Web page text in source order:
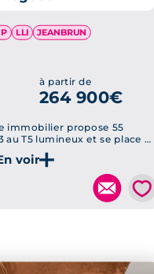
ce programme
LLI
JEANBRUN
à partir de
264 900€
immobilier propose 55
au T5 lumineux et se place à
des chaînes d'assemblage
d'Airbus.
💗